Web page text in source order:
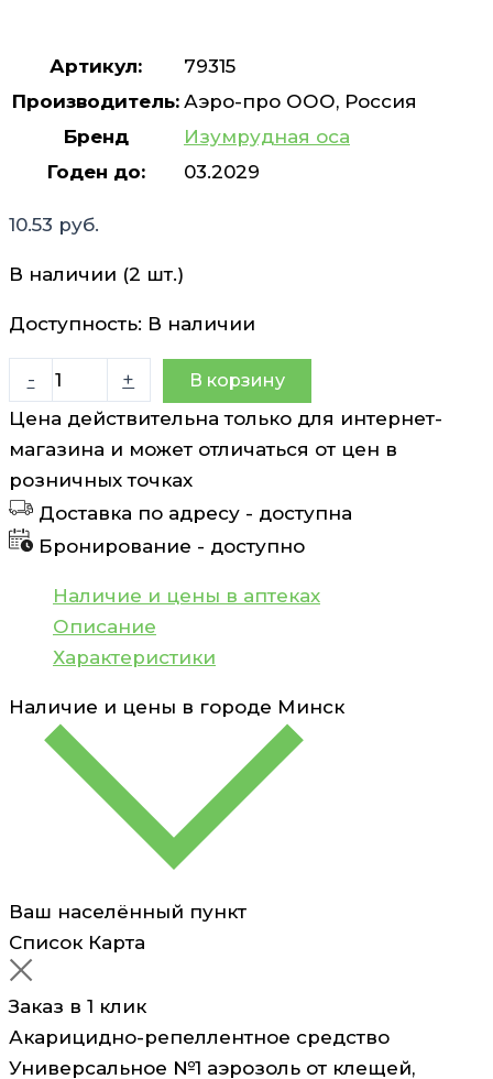
Артикул:
79315
Производитель: Аэро-про ООО, Россия
Бренд
Изумрудная оса
Годен до:
03.2029
10.53 руб.
В наличии (2 шт.)
Доступность: В наличии
-
Количество
товара
Акарицидно-
средство
Универсальное
№1
аэрозоль
клещей,
мокрецов,
москитов,
Изумрудная
+ В корзину
Цена действительна только для интернет-
магазина и может отличаться от цен в
розничных точках
Доставка по адресу - доступна
Бронирование - доступно
Наличие и цены в аптеках
Описание
Характеристики
Наличие и цены в городе Минск
Ваш населённый пункт
Список Карта
Заказ в 1 клик
Акарицидно-репеллентное средство
Универсальное №1 аэрозоль от клещей,